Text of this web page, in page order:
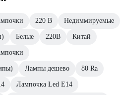
220 В Недиммируемые
Белые 220В Китай
Лампы дешево 80 Ra
Лампочка Led E14